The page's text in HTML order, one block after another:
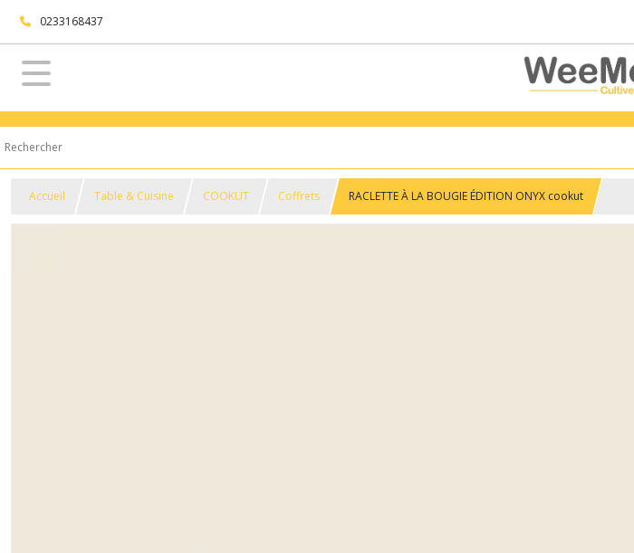
0233168437
Accueil Table & Cuisine COOKUT Coffrets RACLETTE À LA BOUGIE ÉDITION ONYX cookut